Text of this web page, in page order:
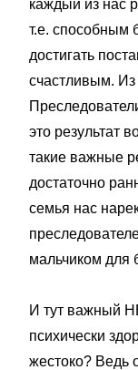
каждый из нас
т.е. способным
достигать
счастливым. Из
это результат
такие важные
достаточно
семья нас
мальчиком для
И тут важный
психически
жестоко? Ведь